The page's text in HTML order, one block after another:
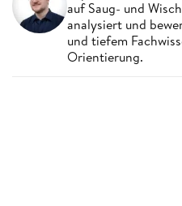
auf Saug- und
analysiert und
und tiefem
Orientierung.